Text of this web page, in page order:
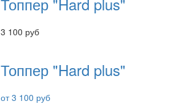
3 100 руб
Топпер "Hard plus"
от 3 100 руб